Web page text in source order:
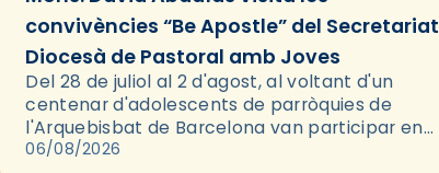
convivències “Be Apostle” del Secretariat
Diocesà de Pastoral amb Joves
Del 28 de juliol al 2 d'agost, al voltant d'un
centenar d'adolescents de parròquies de
l'Arquebisbat de Barcelona van participar en
les convivències Be Apostle, organitzades pel
06/08/2026